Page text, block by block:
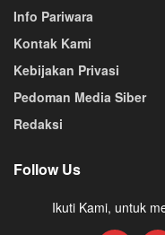
Info Pariwara
Kontak Kami
Kebijakan Privasi
Pedoman Media Siber
Redaksi
Follow Us
Ikuti Kami, untuk